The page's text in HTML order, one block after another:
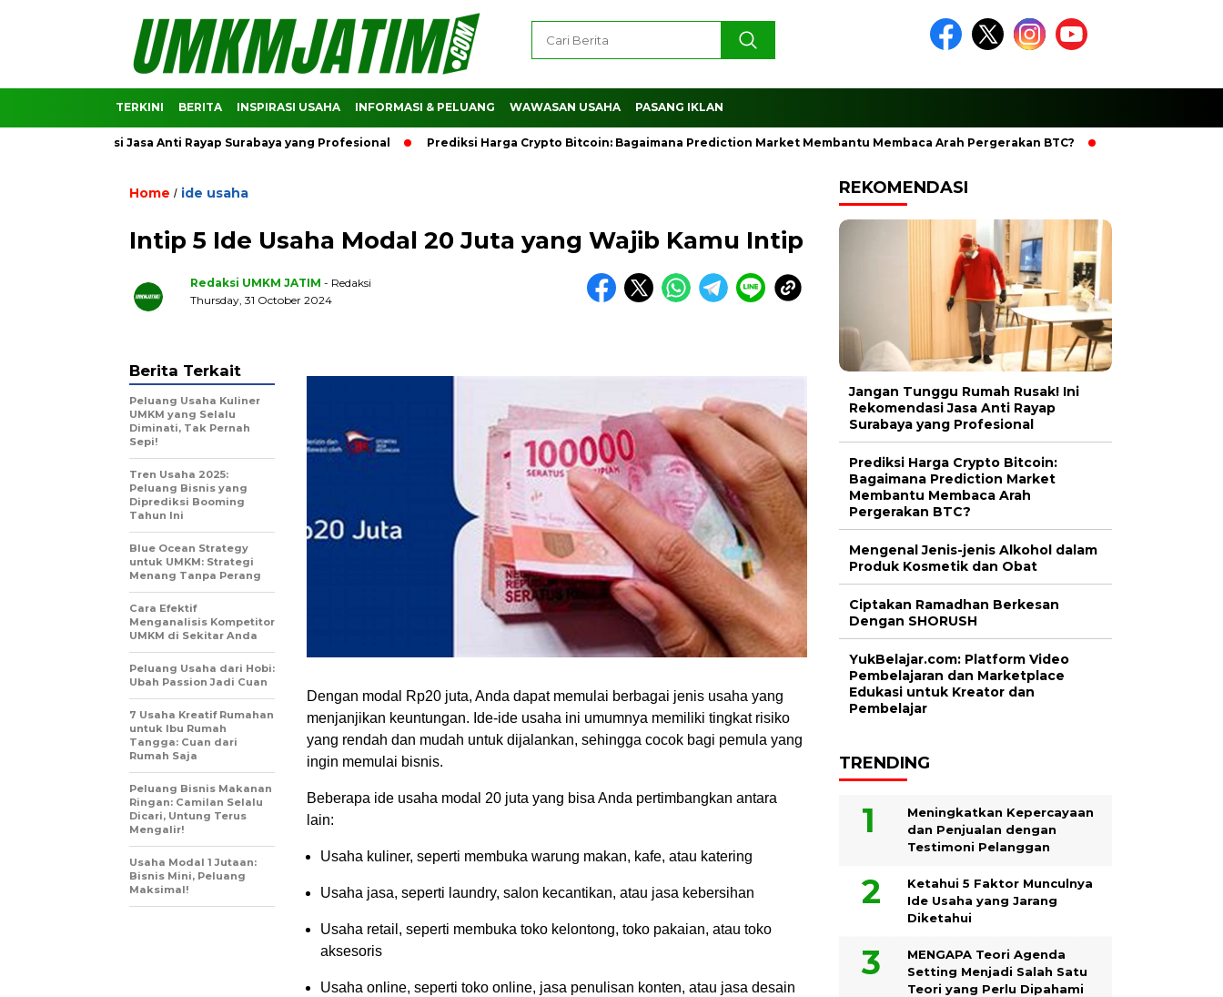
TERKINI BERITA INSPIRASI USAHA INFORMASI & PELUANG WAWASAN USAHA PASANG IKLAN
Jasa Anti Rayap Surabaya yang Profesional Prediksi Harga Crypto Bitcoin: Bagaimana Prediction Market Membantu Membaca Arah Pergerakan BTC? Ciptakan Ramadhan
Home / ide usaha
Intip 5 Ide Usaha Modal 20 Juta yang Wajib Kamu Intip
Redaksi UMKM JATIM - Redaksi
Thursday, 31 October 2024
Dengan modal Rp20 juta, Anda dapat memulai berbagai jenis usaha yang
menjanjikan keuntungan. Ide-ide usaha ini umumnya memiliki tingkat risiko
yang rendah dan mudah untuk dijalankan, sehingga cocok bagi pemula yang
ingin memulai bisnis.
Beberapa ide usaha modal 20 juta yang bisa Anda pertimbangkan antara
lain:
Usaha kuliner, seperti membuka warung makan, kafe, atau katering
Usaha jasa, seperti laundry, salon kecantikan, atau jasa kebersihan
Usaha retail, seperti membuka toko kelontong, toko pakaian, atau toko
aksesoris
Usaha online, seperti toko online, jasa penulisan konten, atau jasa desain
Berita Terkait
Peluang Usaha Kuliner
UMKM yang Selalu
Diminati, Tak Pernah
Sepi!
Tren Usaha 2025:
Peluang Bisnis yang
Diprediksi Booming
Tahun Ini
Blue Ocean Strategy
untuk UMKM: Strategi
Menang Tanpa Perang
Cara Efektif
Menganalisis Kompetitor
UMKM di Sekitar Anda
Peluang Usaha dari Hobi:
Ubah Passion Jadi Cuan
7 Usaha Kreatif Rumahan
untuk Ibu Rumah
Tangga: Cuan dari
Rumah Saja
Peluang Bisnis Makanan
Ringan: Camilan Selalu
Dicari, Untung Terus
Mengalir!
Usaha Modal 1 Jutaan:
Bisnis Mini, Peluang
Maksimal!
REKOMENDASI
Jangan Tunggu Rumah Rusak! Ini
Rekomendasi Jasa Anti Rayap
Surabaya yang Profesional
Prediksi Harga Crypto Bitcoin:
Bagaimana Prediction Market
Membantu Membaca Arah
Pergerakan BTC?
Mengenal Jenis-jenis Alkohol dalam
Produk Kosmetik dan Obat
Ciptakan Ramadhan Berkesan
Dengan SHORUSH
YukBelajar.com: Platform Video
Pembelajaran dan Marketplace
Edukasi untuk Kreator dan
Pembelajar
TRENDING
Meningkatkan Kepercayaan
dan Penjualan dengan
Testimoni Pelanggan
Ketahui 5 Faktor Munculnya
Ide Usaha yang Jarang
Diketahui
MENGAPA Teori Agenda
Setting Menjadi Salah Satu
Teori yang Perlu Dipahami